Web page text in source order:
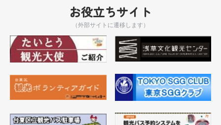
お役立ちサイト
（外部サイトに遷移します）